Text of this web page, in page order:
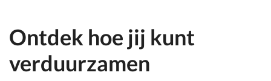
Ontdek hoe jij kunt
verduurzamen